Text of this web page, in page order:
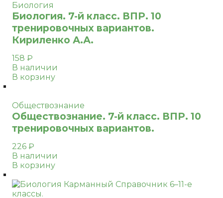
Биология
Биология. 7-й класс. ВПР. 10
тренировочных вариантов.
Кириленко А.А.
158 ₽
В наличии
В корзину
Обществознание
Обществознание. 7-й класс. ВПР. 10
тренировочных вариантов.
226 ₽
В наличии
В корзину